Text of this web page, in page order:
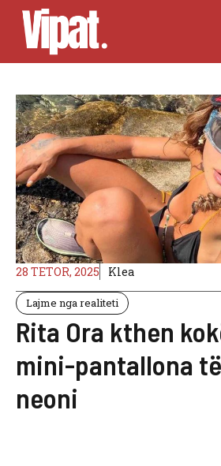
Skip
content
28 TETOR, 2025 Klea
Lajme nga realiteti
Rita Ora kthen
mini-pantallona
neoni